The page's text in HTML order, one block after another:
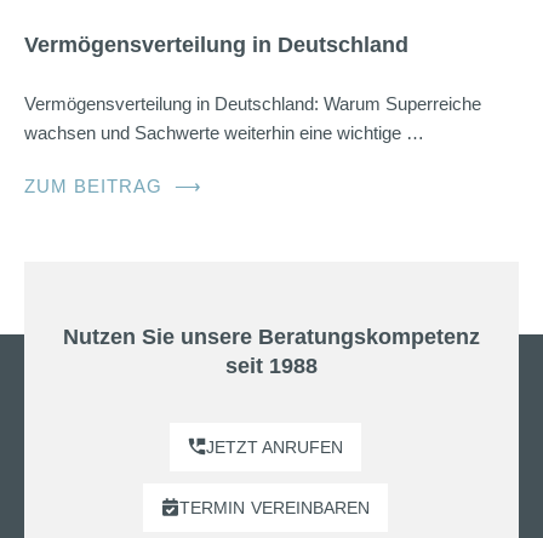
Vermögensverteilung in Deutschland
Vermögensverteilung in Deutschland: Warum Superreiche
wachsen und Sachwerte weiterhin eine wichtige …
ZUM BEITRAG ⟶
Nutzen Sie unsere Beratungskompetenz
seit 1988
JETZT ANRUFEN
TERMIN VEREINBAREN